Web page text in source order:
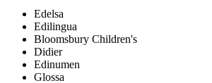
Edelsa
Edilingua
Bloomsbury Children's
Didier
Edinumen
Glossa